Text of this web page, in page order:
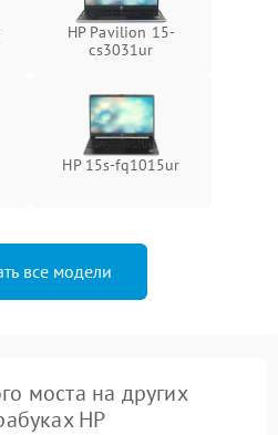
HP Pavilion 15-
cs3031ur
HP 15s-fq1015ur
все модели
моста на других
HP